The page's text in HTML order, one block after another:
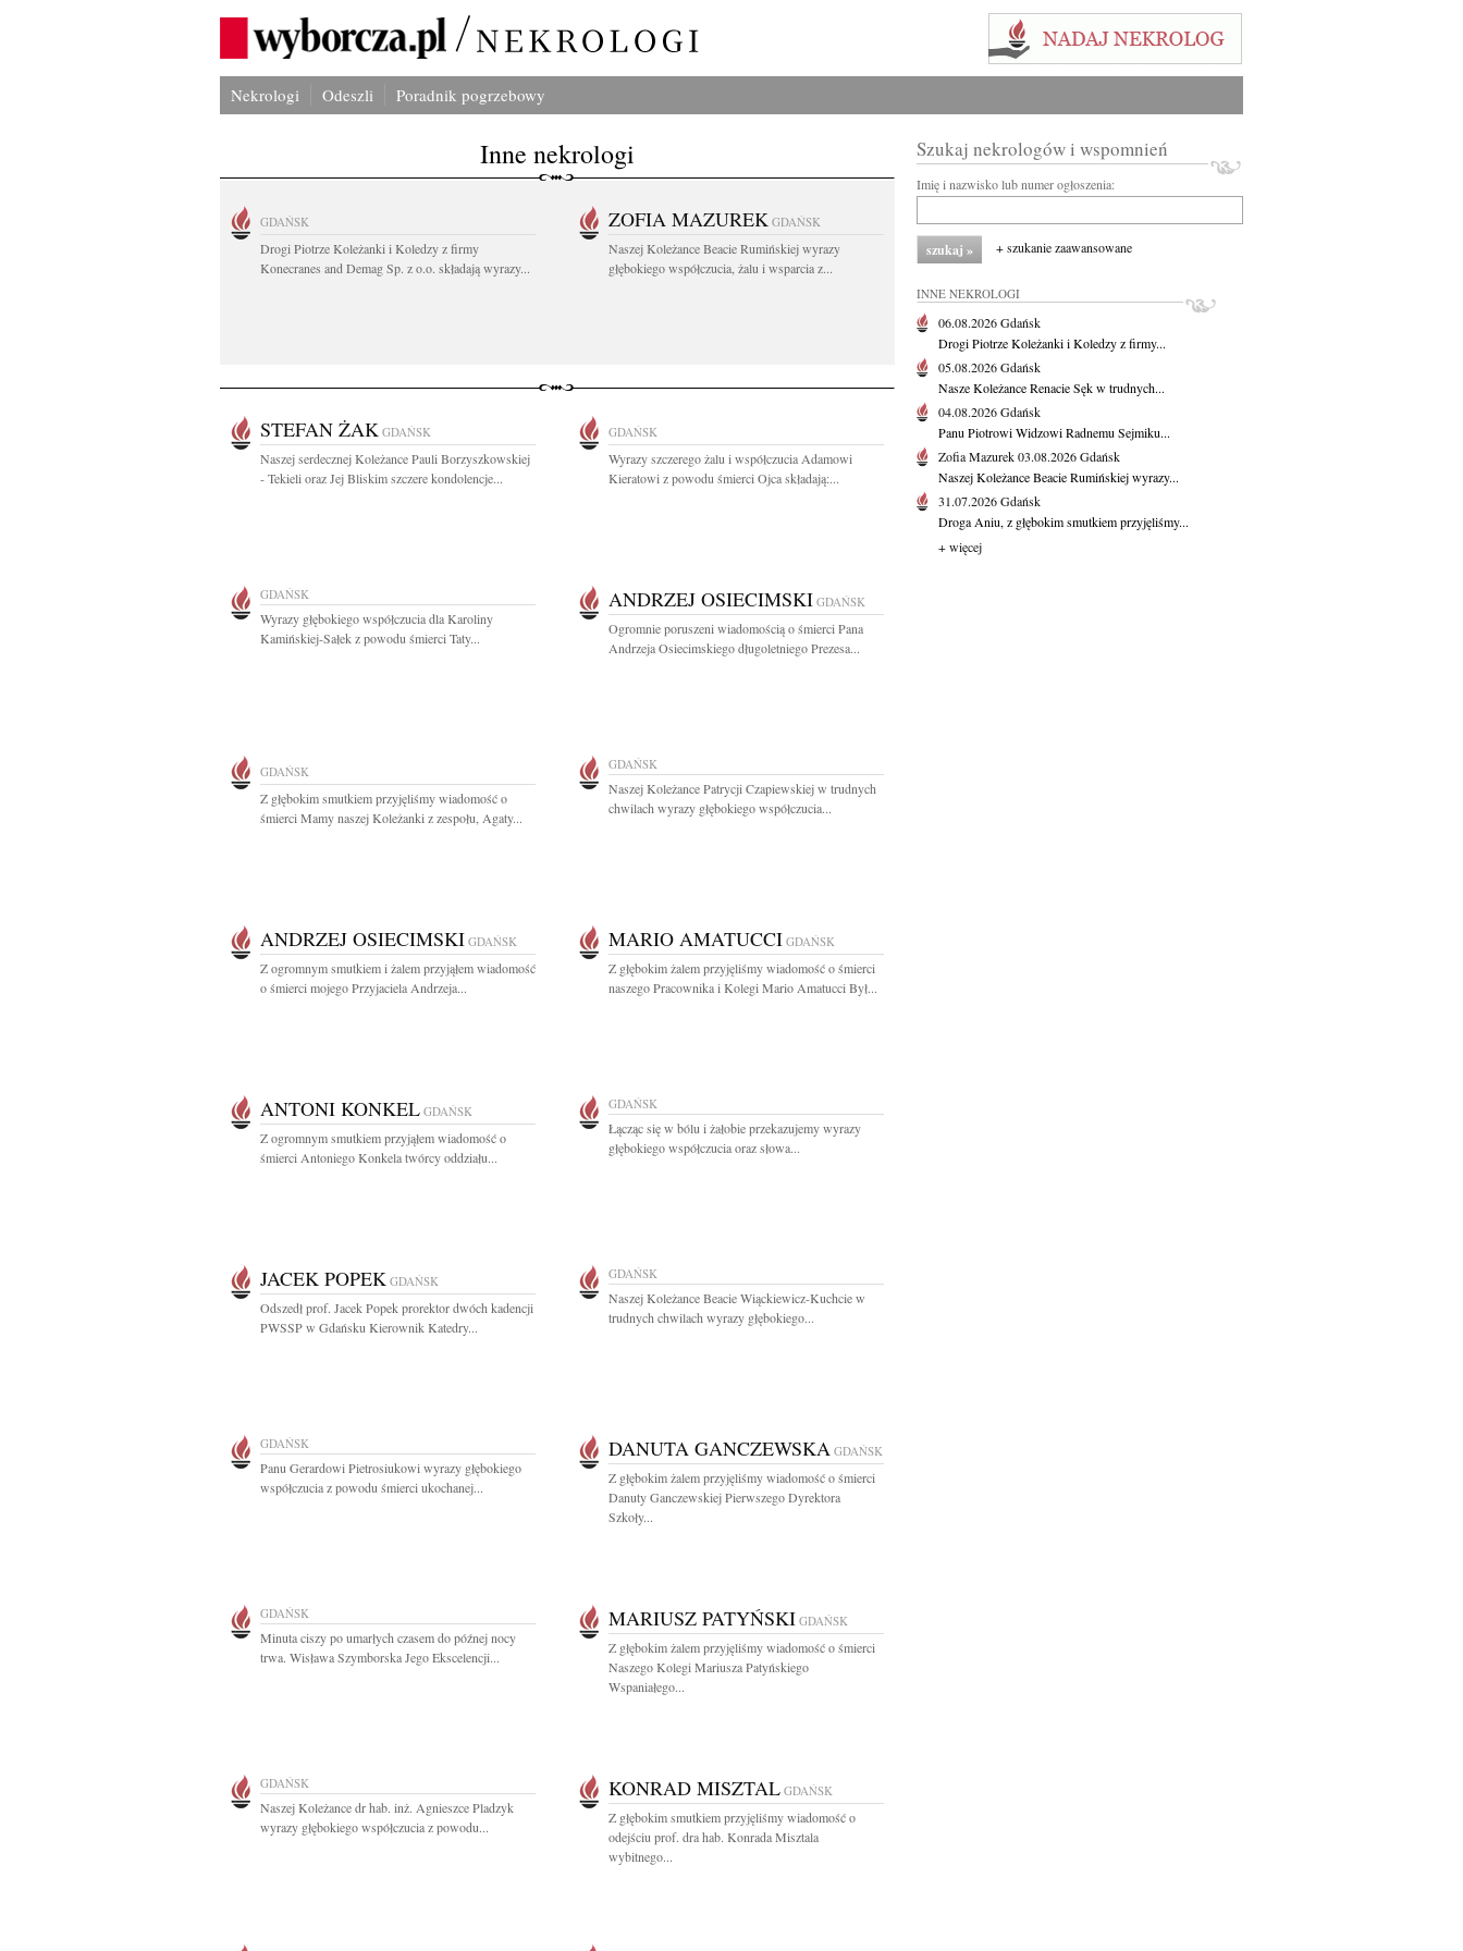
Nekrologi Odeszli Poradnik pogrzebowy
Inne nekrologi
GDAŃSK
Drogi Piotrze Koleżanki i Koledzy z firmy
Konecranes and Demag Sp. z o.o. składają wyrazy...
ZOFIA MAZUREK GDAŃSK
Naszej Koleżance Beacie Rumińskiej wyrazy
głębokiego współczucia, żalu i wsparcia z...
STEFAN ŻAK GDAŃSK
Naszej serdecznej Koleżance Pauli Borzyszkowskiej
- Tekieli oraz Jej Bliskim szczere kondolencje...
GDAŃSK
Wyrazy szczerego żalu i współczucia Adamowi
Kieratowi z powodu śmierci Ojca składają:...
GDAŃSK
Wyrazy głębokiego współczucia dla Karoliny
Kamińskiej-Sałek z powodu śmierci Taty...
ANDRZEJ OSIECIMSKI GDAŃSK
Ogromnie poruszeni wiadomością o śmierci Pana
Andrzeja Osiecimskiego długoletniego Prezesa...
GDAŃSK
Z głębokim smutkiem przyjęliśmy wiadomość o
śmierci Mamy naszej Koleżanki z zespołu, Agaty...
GDAŃSK
Naszej Koleżance Patrycji Czapiewskiej w trudnych
chwilach wyrazy głębokiego współczucia...
ANDRZEJ OSIECIMSKI GDAŃSK
Z ogromnym smutkiem i żalem przyjąłem wiadomość
o śmierci mojego Przyjaciela Andrzeja...
MARIO AMATUCCI GDAŃSK
Z głębokim żalem przyjęliśmy wiadomość o śmierci
naszego Pracownika i Kolegi Mario Amatucci Był...
ANTONI KONKEL GDAŃSK
Z ogromnym smutkiem przyjąłem wiadomość o
śmierci Antoniego Konkela twórcy oddziału...
GDAŃSK
Łącząc się w bólu i żałobie przekazujemy wyrazy
głębokiego współczucia oraz słowa...
JACEK POPEK GDAŃSK
Odszedł prof. Jacek Popek prorektor dwóch kadencji
PWSSP w Gdańsku Kierownik Katedry...
GDAŃSK
Naszej Koleżance Beacie Wiąckiewicz-Kuchcie w
trudnych chwilach wyrazy głębokiego...
GDAŃSK
Panu Gerardowi Pietrosiukowi wyrazy głębokiego
współczucia z powodu śmierci ukochanej...
DANUTA GANCZEWSKA GDAŃSK
Z głębokim żalem przyjęliśmy wiadomość o śmierci
Danuty Ganczewskiej Pierwszego Dyrektora
Szkoły...
GDAŃSK
Minuta ciszy po umarłych czasem do późnej nocy
trwa. Wisława Szymborska Jego Ekscelencji...
MARIUSZ PATYŃSKI GDAŃSK
Z głębokim żalem przyjęliśmy wiadomość o śmierci
Naszego Kolegi Mariusza Patyńskiego
Wspaniałego...
GDAŃSK
Naszej Koleżance dr hab. inż. Agnieszce Pladzyk
wyrazy głębokiego współczucia z powodu...
KONRAD MISZTAL GDAŃSK
Z głębokim smutkiem przyjęliśmy wiadomość o
odejściu prof. dra hab. Konrada Misztala
wybitnego...
Szukaj nekrologów i wspomnień
Imię i nazwisko lub numer ogłoszenia:
+ szukanie zaawansowane
INNE NEKROLOGI
06.08.2026Gdańsk
Drogi Piotrze Koleżanki i Koledzy z firmy...
05.08.2026Gdańsk
Nasze Koleżance Renacie Sęk w trudnych...
04.08.2026Gdańsk
Panu Piotrowi Widzowi Radnemu Sejmiku...
Zofia Mazurek03.08.2026Gdańsk
Naszej Koleżance Beacie Rumińskiej wyrazy...
31.07.2026Gdańsk
Droga Aniu, z głębokim smutkiem przyjęliśmy...
+ więcej